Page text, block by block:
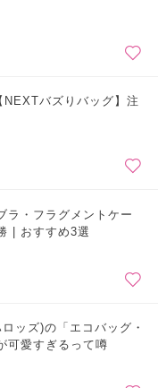
バズりバッグ】注
ラ・フラグメントケー
| おすすめ3選
ッズ)の「エコバッグ・
可愛すぎるって噂